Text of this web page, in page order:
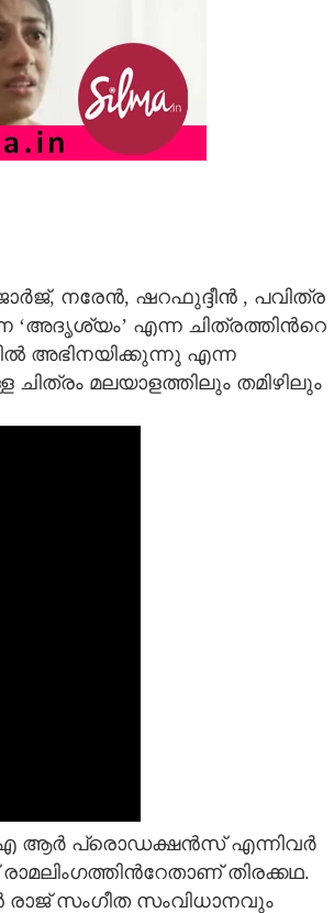
നരേൻ, ഷറഫുദ്ദീൻ , പവിത്ര
‘അദൃശ്യം’ എന്ന ചിത്രത്തിന്‍റെ
അഭിനയിക്കുന്നു എന്ന
മലയാളത്തിലും തമിഴിലും
ആർ പ്രൊഡക്ഷൻസ് എന്നിവർ
തിരക്കഥ.
സംഗീത സംവിധാനവും